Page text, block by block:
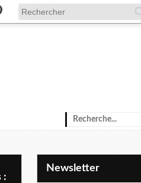
:
Newsletter